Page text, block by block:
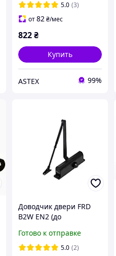
5.0 (3)
от82 ₴/мес
822 ₴
Купить
ASTEX 99%
Доводчик двери FRD
B2W EN2 (до
коричневый (РАЛ 8019)
Готово к отправке
5.0 (2)